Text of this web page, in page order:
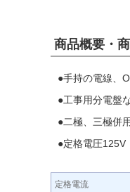
商品概要・
●手持の電線、
●工事用分電盤
●二極、三極併
●定格電圧125V
定格電流